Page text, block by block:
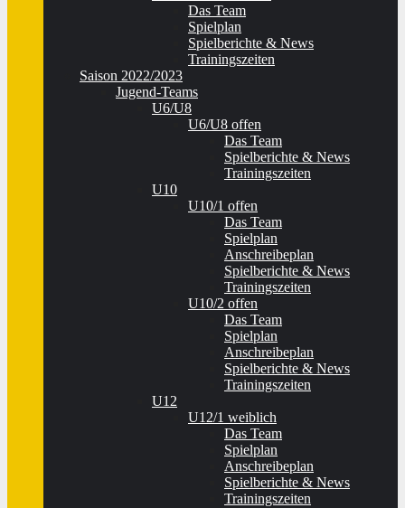
Das Team
Spielplan
Spielberichte & News
Trainingszeiten
Saison 2022/2023
Jugend-Teams
U6/U8
U6/U8 offen
Das Team
Spielberichte & News
Trainingszeiten
U10
U10/1 offen
Das Team
Spielplan
Anschreibeplan
Spielberichte & News
Trainingszeiten
U10/2 offen
Das Team
Spielplan
Anschreibeplan
Spielberichte & News
Trainingszeiten
U12
U12/1 weiblich
Das Team
Spielplan
Anschreibeplan
Spielberichte & News
Trainingszeiten